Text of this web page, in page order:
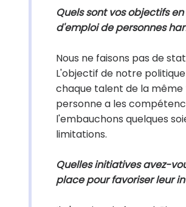
Quels sont vos objectifs
d'emploi de personnes
Nous ne faisons pas de
L'objectif de notre
chaque talent de la même
personne a les
l'embauchons quelques
limitations.
Quelles initiatives avez-
place pour favoriser leur